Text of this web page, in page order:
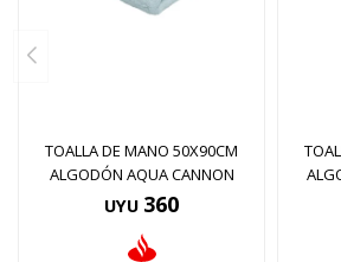
TOALLA DE MANO 50X90CM
ALGODÓN AQUA CANNON
UYU 360